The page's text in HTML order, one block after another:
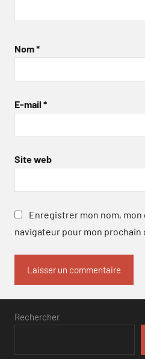
Nom*
E-mail *
Site web
Enregistrer mon nom,
navigateur pour mon prochain
Rechercher